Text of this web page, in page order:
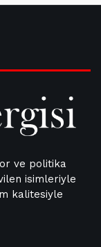
ve politika
isimleriyle
kalitesiyle